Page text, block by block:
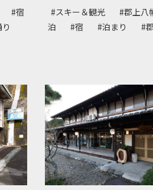
#宿
り
#スキー＆観光 #郡上八
泊
#宿 #泊まり #